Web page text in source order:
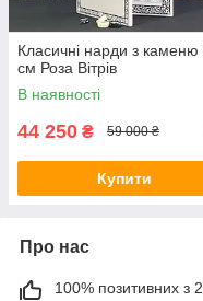
Класичні нарди з каменю
см Роза Вітрів
В наявності
44 250 ₴ 59 000 ₴
Купити
Про нас
100% позитивних з